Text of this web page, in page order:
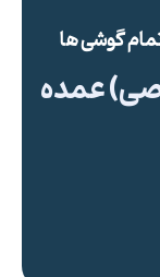
گوشی ها
عمده